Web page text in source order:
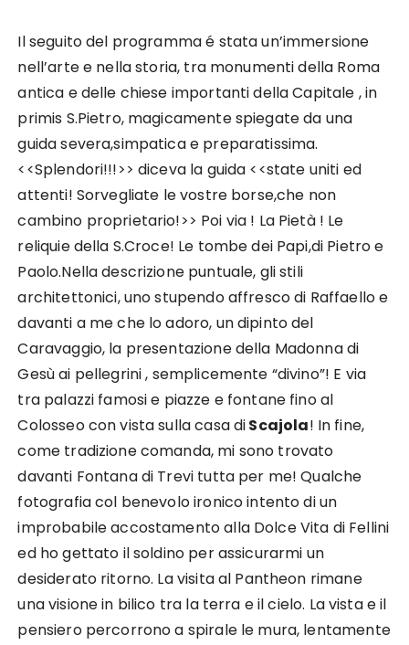
Il seguito del programma é stata un’immersione
nell’arte e nella storia, tra monumenti della Roma
antica e delle chiese importanti della Capitale , in
primis S.Pietro, magicamente spiegate da una
guida severa,simpatica e preparatissima.
<<Splendori!!!>> diceva la guida <<state uniti ed
attenti! Sorvegliate le vostre borse,che non
cambino proprietario!>> Poi via ! La Pietà ! Le
reliquie della S.Croce! Le tombe dei Papi,di Pietro e
Paolo.Nella descrizione puntuale, gli stili
architettonici, uno stupendo affresco di Raffaello e
davanti a me che lo adoro, un dipinto del
Caravaggio, la presentazione della Madonna di
Gesù ai pellegrini , semplicemente “divino”! E via
tra palazzi famosi e piazze e fontane fino al
Colosseo con vista sulla casa diScajola! In fine,
come tradizione comanda, mi sono trovato
davanti Fontana di Trevi tutta per me! Qualche
fotografia col benevolo ironico intento di un
improbabile accostamento alla Dolce Vita di Fellini
ed ho gettato il soldino per assicurarmi un
desiderato ritorno. La visita al Pantheon rimane
una visione in bilico tra la terra e il cielo. La vista e il
pensiero percorrono a spirale le mura, lentamente